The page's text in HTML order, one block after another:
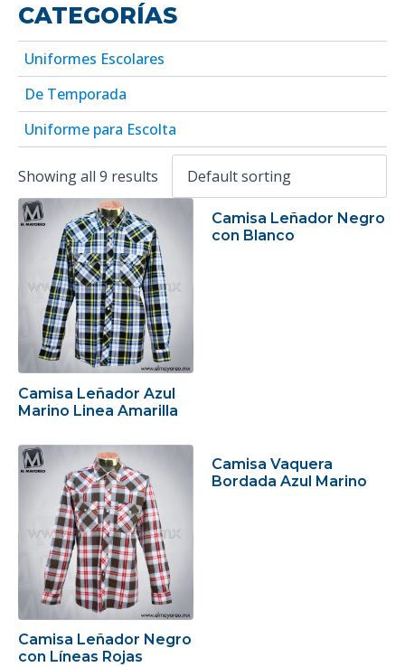
CATEGORÍAS
Uniformes Escolares
De Temporada
Uniforme para Escolta
Showing all 9 results
Camisa Leñador Azul
Marino Linea Amarilla
Camisa Leñador Negro
con Blanco
Camisa Leñador Negro
con Líneas Rojas
Camisa Vaquera
Bordada Azul Marino